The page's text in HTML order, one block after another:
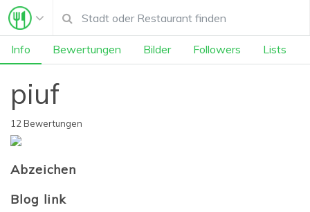
Info Bewertungen Bilder Followers Lists
piuf
12 Bewertungen
Abzeichen
Blog link